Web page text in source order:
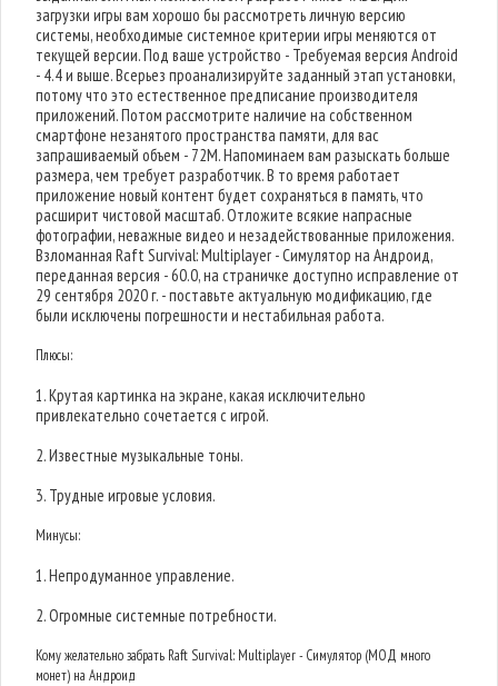
загрузки игры вам хорошо бы рассмотреть личную версию
системы, необходимые системное критерии игры меняются от
текущей версии. Под ваше устройство - Требуемая версия Android
- 4.4 и выше. Всерьез проанализируйте заданный этап установки,
потому что это естественное предписание производителя
приложений. Потом рассмотрите наличие на собственном
смартфоне незанятого пространства памяти, для вас
запрашиваемый объем - 72M. Напоминаем вам разыскать больше
размера, чем требует разработчик. В то время работает
приложение новый контент будет сохраняться в память, что
расширит чистовой масштаб. Отложите всякие напрасные
фотографии, неважные видео и незадействованные приложения.
Взломанная Raft Survival: Multiplayer - Симулятор на Андроид,
переданная версия - 60.0, на страничке доступно исправление от
29 сентября 2020 г. - поставьте актуальную модификацию, где
были исключены погрешности и нестабильная работа.
Плюсы:
1. Крутая картинка на экране, какая исключительно
привлекательно сочетается с игрой.
2. Известные музыкальные тоны.
3. Трудные игровые условия.
Минусы:
1. Непродуманное управление.
2. Огромные системные потребности.
Кому желательно забрать Raft Survival: Multiplayer - Симулятор (МОД много
монет) на Андроид